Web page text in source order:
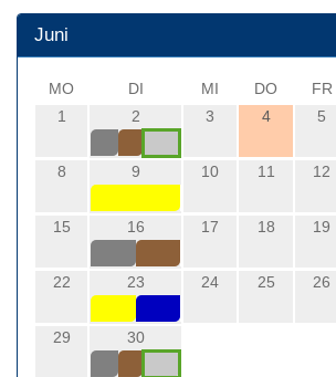
Juni
MO DI MI DO FR
1
2 3 4 5
8 9 10 11 12
15 16 17 18 19
22 23 24 25 26
29 30